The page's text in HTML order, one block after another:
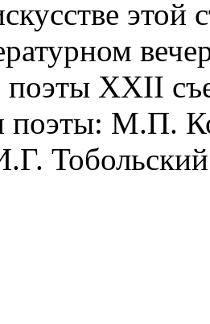
поэты XXII
поэты: М.П.